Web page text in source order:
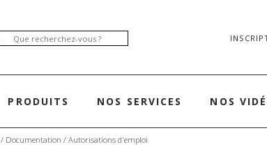
PRODUITS NOS SERVICES NOS
/ Documentation / Autorisations d'emploi